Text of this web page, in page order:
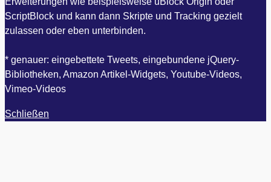
ScriptBlock und kann dann Skripte und Tracking gezielt
zulassen oder eben unterbinden.
* genauer: eingebettete Tweets, eingebundene jQuery-
Bibliotheken, Amazon Artikel-Widgets, Youtube-Videos,
Vimeo-Videos
Schließen